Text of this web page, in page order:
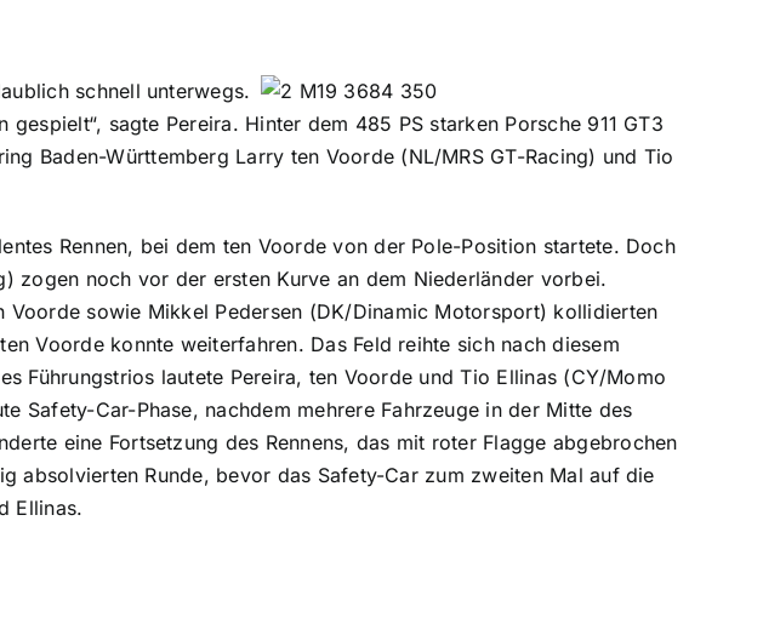
schnell unterwegs.
sagte Pereira. Hinter dem 485 PS starken Porsche 911 GT3
Baden-Württemberg Larry ten Voorde (NL/MRS GT-Racing) und Tio
Rennen, bei dem ten Voorde von der Pole-Position startete. Doch
zogen noch vor der ersten Kurve an dem Niederländer vorbei.
sowie Mikkel Pedersen (DK/Dinamic Motorsport) kollidierten
Voorde konnte weiterfahren. Das Feld reihte sich nach diesem
Führungstrios lautete Pereira, ten Voorde und Tio Ellinas (CY/Momo
Safety-Car-Phase, nachdem mehrere Fahrzeuge in der Mitte des
eine Fortsetzung des Rennens, das mit roter Flagge abgebrochen
absolvierten Runde, bevor das Safety-Car zum zweiten Mal auf die
Ellinas.